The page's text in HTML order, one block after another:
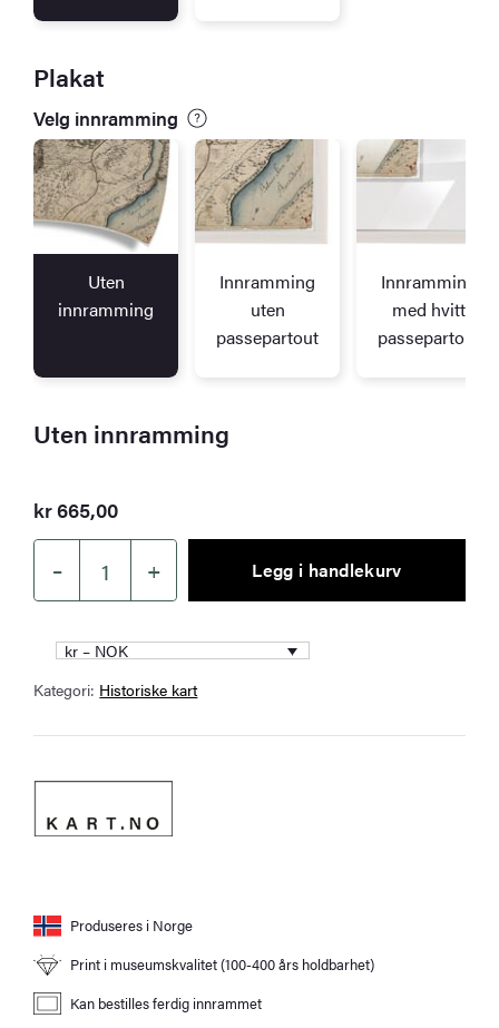
Plakat
Velg innramming
Uten
innramming
Innramming
uten
passepartout
Innramming
med hvitt
passepartout
Uten innramming
kr665,00
–
Jotunheimen
og
Gudbrandsdalen
1849
antall
+ Legg i handlekurv
kr – NOK
Kategori: Historiske kart
Produseres i Norge
Print i museumskvalitet (100-400 års holdbarhet)
Kan bestilles ferdig innrammet